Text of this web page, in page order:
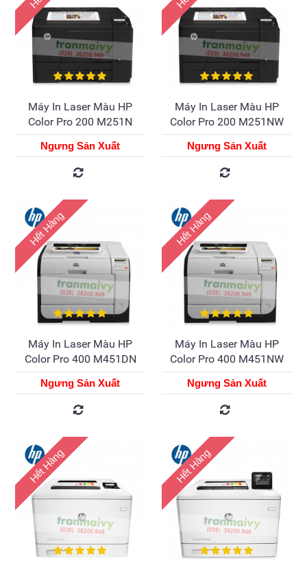
Máy In Laser Màu HP
Color Pro 200 M251N
Ngưng Sản Xuất
Máy In Laser Màu HP
Color Pro 200 M251NW
Ngưng Sản Xuất
Hết Hàng
Máy In Laser Màu HP
Color Pro 400 M451DN
Ngưng Sản Xuất
Hết Hàng
Máy In Laser Màu HP
Color Pro 400 M451NW
Ngưng Sản Xuất
Hết Hàng Hết Hàng